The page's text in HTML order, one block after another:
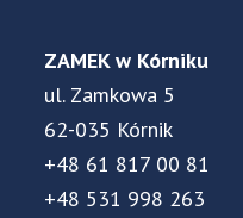
ZAMEK w Kórniku
ul. Zamkowa 5
62-035 Kórnik
+48 61 817 00 81
+48 531 998 263